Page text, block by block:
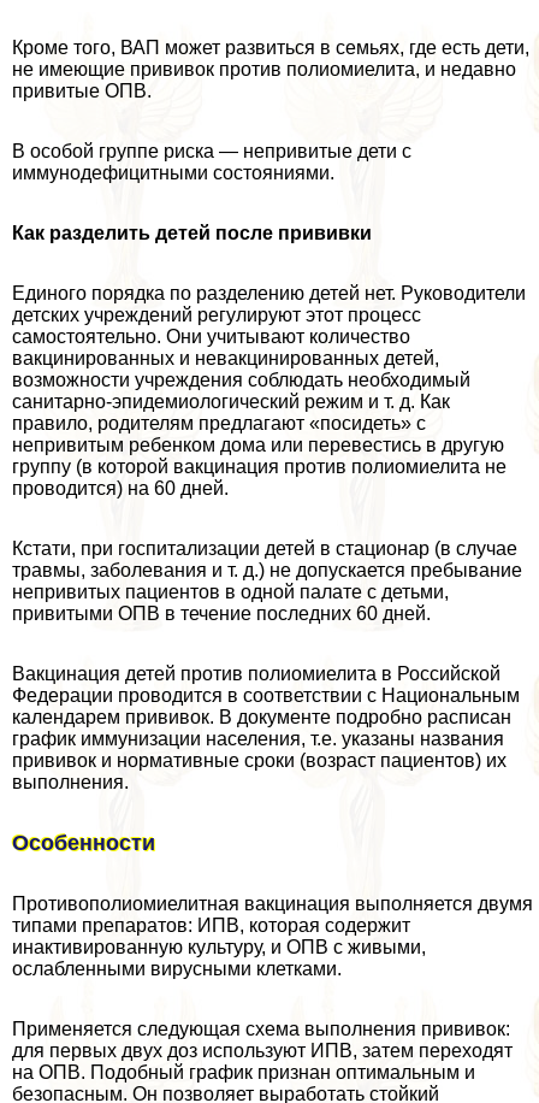
Кроме того, ВАП может развиться в семьях, где есть дети,
не имеющие прививок против полиомиелита, и недавно
привитые ОПВ.
В особой группе риска — непривитые дети с
иммунодефицитными состояниями.
Как разделить детей после прививки
Единого порядка по разделению детей нет. Руководители
детских учреждений регулируют этот процесс
самостоятельно. Они учитывают количество
вакцинированных и невакцинированных детей,
возможности учреждения соблюдать необходимый
санитарно-эпидемиологический режим и т. д. Как
правило, родителям предлагают «посидеть» с
непривитым ребенком дома или перевестись в другую
группу (в которой вакцинация против полиомиелита не
проводится) на 60 дней.
Кстати, при госпитализации детей в стационар (в случае
травмы, заболевания и т. д.) не допускается пребывание
непривитых пациентов в одной палате с детьми,
привитыми ОПВ в течение последних 60 дней.
Вакцинация детей против полиомиелита в Российской
Федерации проводится в соответствии с Национальным
календарем прививок. В документе подробно расписан
график иммунизации населения, т.е. указаны названия
прививок и нормативные сроки (возраст пациентов) их
выполнения.
Особенности
Противополиомиелитная вакцинация выполняется двумя
типами препаратов: ИПВ, которая содержит
инактивированную культуру, и ОПВ с живыми,
ослабленными вирусными клетками.
Применяется следующая схема выполнения прививок:
для первых двух доз используют ИПВ, затем переходят
на ОПВ. Подобный график признан оптимальным и
безопасным. Он позволяет выработать стойкий